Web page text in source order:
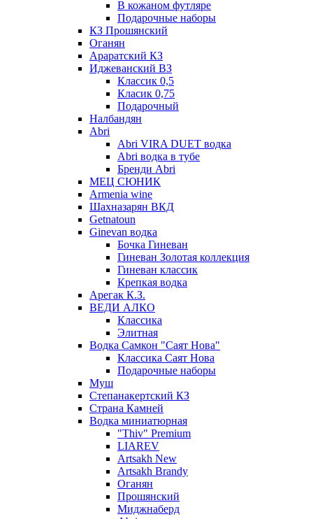
В кожаном футляре
Подарочные наборы
КЗ Прошянский
Оганян
Араратский КЗ
Иджеванский ВЗ
Классик 0,5
Класик 0,75
Подарочный
Налбандян
Abri
Abri VIRA DUET водка
Abri водка в тубе
Бренди Abri
МЕЦ СЮНИК
Armenia wine
Шахназарян ВКД
Getnatoun
Ginevan водка
Бочка Гиневан
Гиневан Золотая коллекция
Гиневан классик
Крепкая водка
Арегак К.З.
ВЕДИ АЛКО
Классика
Элитная
Водка Самкон "Саят Нова"
Классика Саят Нова
Подарочные наборы
Муш
Степанакертский КЗ
Страна Камней
Водка миниатюрная
"Thiv" Premium
LIAREV
Artsakh New
Artsakh Brandy
Оганян
Прошянский
Миджнаберд